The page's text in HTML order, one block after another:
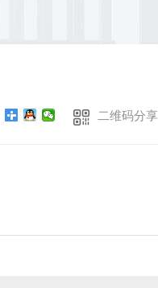
二维码分享